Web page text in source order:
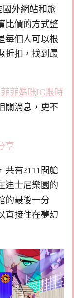
國外網站和旅
比價的方式整
每個人可以根
折扣，找到最
菲媽咪IG限時
關消息，更不
享
共有2111間艙
迪士尼樂園的
的最後一分
直接住在夢幻